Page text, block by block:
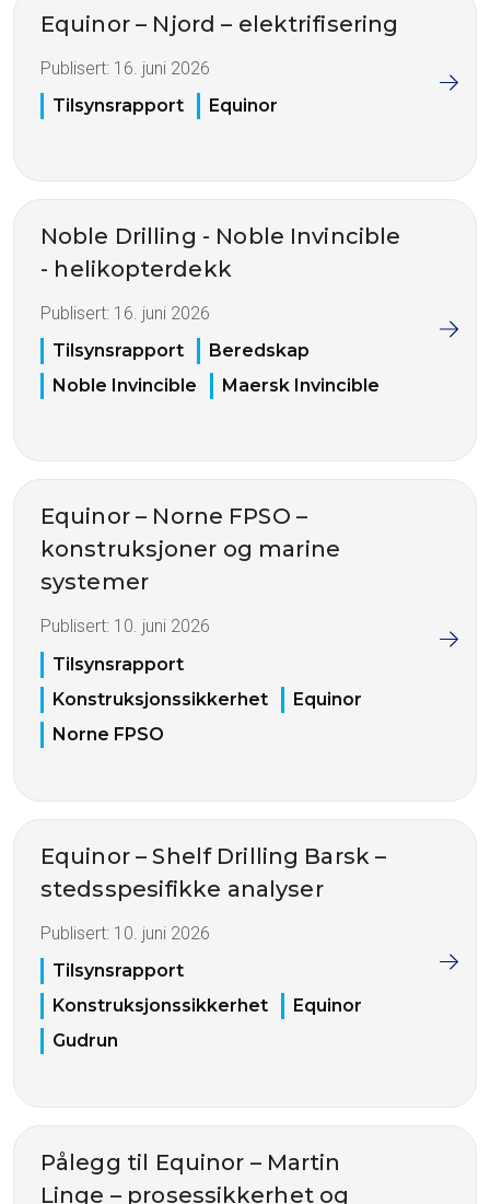
Equinor – Njord – elektrifisering
Publisert: 16. juni 2026
Tilsynsrapport
Equinor
Noble Drilling - Noble Invincible
- helikopterdekk
Publisert: 16. juni 2026
Tilsynsrapport
Beredskap
Noble Invincible
Maersk Invincible
Equinor – Norne FPSO –
konstruksjoner og marine
systemer
Publisert: 10. juni 2026
Tilsynsrapport
Konstruksjonssikkerhet
Equinor
Norne FPSO
Equinor – Shelf Drilling Barsk –
stedsspesifikke analyser
Publisert: 10. juni 2026
Tilsynsrapport
Konstruksjonssikkerhet
Equinor
Gudrun
Pålegg til Equinor – Martin
Linge – prosessikkerhet og